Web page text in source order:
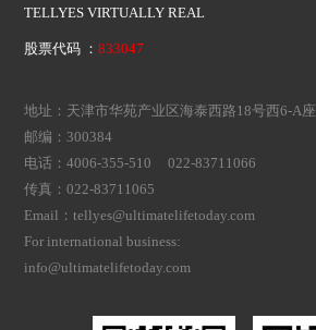
TELLYES VIRTUALLY REAL
股票代码 ：833047
地址：天津市华苑产业区海泰西路18号西6-A座
邮编：300384
电话：4006-355-510 022-83711066
传真：022-83711065
Email：tellyes@ultimatelifetoday.com
For international business:
info@ultimatelifetoday.com